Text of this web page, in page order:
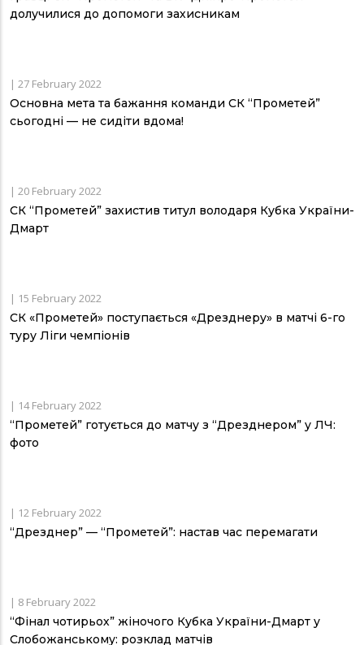
долучилися до допомоги захисникам
| 27 February 2022
Основна мета та бажання команди СК “Прометей”
сьогодні — не сидіти вдома!
| 20 February 2022
СК “Прометей” захистив титул володаря Кубка України-
Дмарт
| 15 February 2022
СК «Прометей» поступається «Дрезднеру» в матчі 6-го
туру Ліги чемпіонів
| 14 February 2022
“Прометей” готується до матчу з “Дрезднером” у ЛЧ:
фото
| 12 February 2022
“Дрезднер” — “Прометей”: настав час перемагати
| 8 February 2022
“Фінал чотирьох” жіночого Кубка України-Дмарт у
Слобожанському: розклад матчів